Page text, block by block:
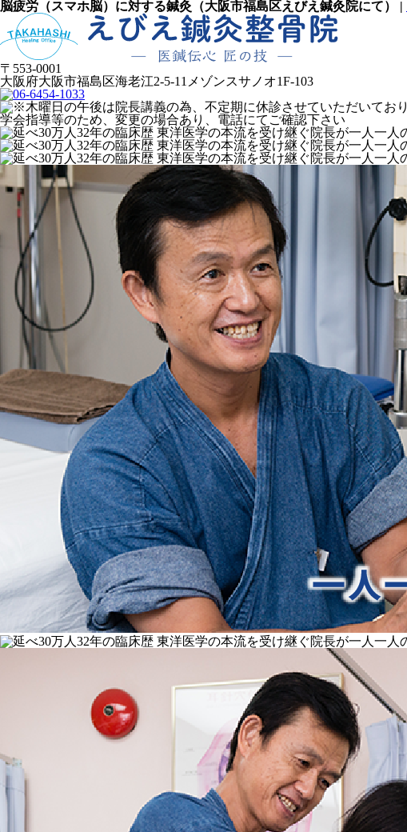
脳疲労（スマホ脳）に対する鍼灸（大阪市福島区えびえ鍼灸院にて） |
〒553-0001
大阪府大阪市福島区海老江2-5-11メゾンスサノオ1F-103
学会指導等のため、変更の場合あり、電話にてご確認下さい